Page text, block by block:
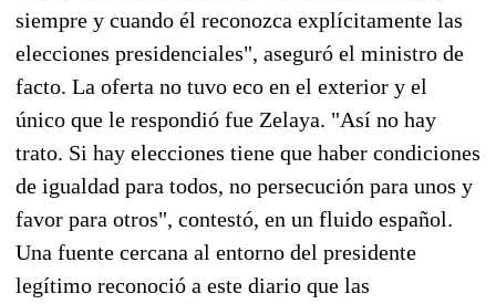
siempre y cuando él reconozca explícitamente las
elecciones presidenciales", aseguró el ministro de
facto. La oferta no tuvo eco en el exterior y el
único que le respondió fue Zelaya. "Así no hay
trato. Si hay elecciones tiene que haber condiciones
de igualdad para todos, no persecución para unos y
favor para otros", contestó, en un fluido español.
Una fuente cercana al entorno del presidente
legítimo reconoció a este diario que las